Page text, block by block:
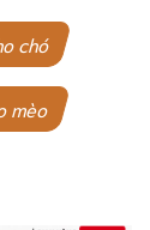
chó
mèo